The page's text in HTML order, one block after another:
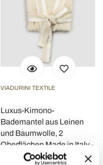
VIADURINI TEXTILE
Luxus-Kimono-
Bademantel aus Leinen
und Baumwolle, 2
Oberflächen Made in Italy -
Kleone